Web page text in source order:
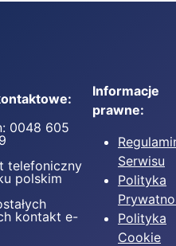
0048 605
telefoniczny
polskim
kontakt e-
Informacje
prawne:
Serwisu
Polityka
Polityka
Cookie